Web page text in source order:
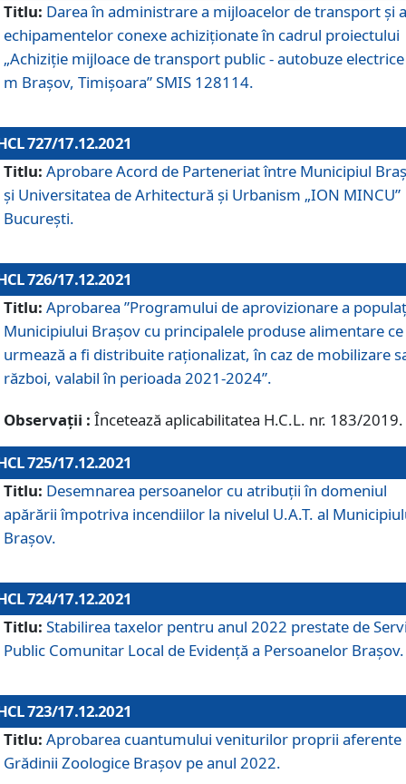
Titlu: Darea în administrare a mijloacelor de transport și a
echipamentelor conexe achiziționate în cadrul proiectului
„Achiziție mijloace de transport public - autobuze
m Brașov, Timișoara” SMIS 128114.
727/17.12.2021
Titlu: Aprobare Acord de Parteneriat între Municipiul
și Universitatea de Arhitectură și Urbanism „ION MINCU”
București.
726/17.12.2021
Titlu: Aprobarea ”Programului de aprovizionare a
Municipiului Braşov cu principalele produse alimentare ce
urmează a fi distribuite raționalizat, în caz de mobilizare
război, valabil în perioada 2021-2024”.
Observații : Încetează aplicabilitatea H.C.L. nr. 183/2019.
725/17.12.2021
Titlu: Desemnarea persoanelor cu atribuții în domeniul
apărării împotriva incendiilor la nivelul U.A.T. al
Brașov.
724/17.12.2021
Titlu: Stabilirea taxelor pentru anul 2022 prestate de
Public Comunitar Local de Evidență a Persoanelor Braşov.
723/17.12.2021
Titlu: Aprobarea cuantumului veniturilor proprii aferente
Grădinii Zoologice Braşov pe anul 2022.